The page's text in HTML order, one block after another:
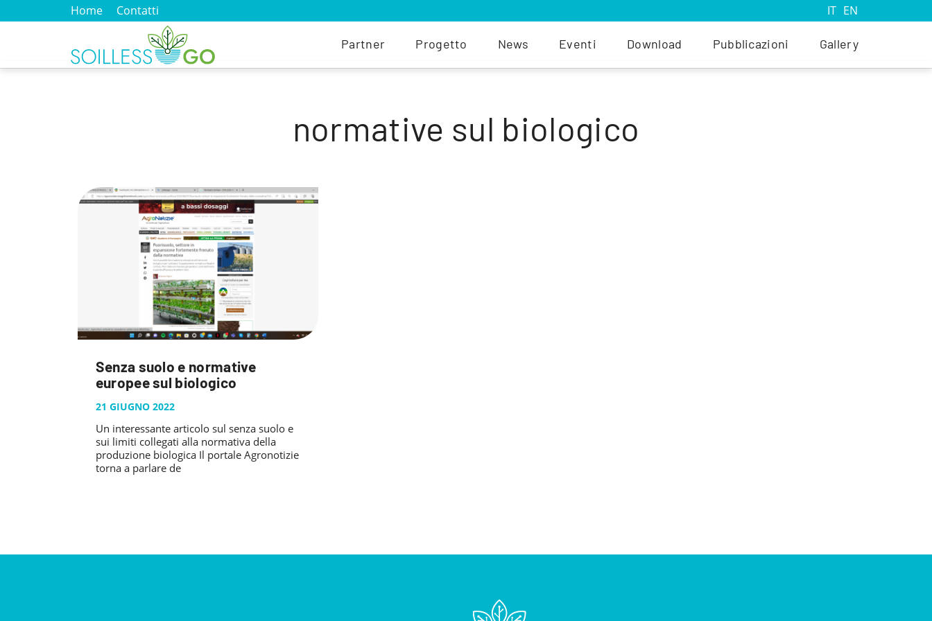
Home Contatti IT EN
Partner Progetto News Eventi Download Pubblicazioni Gallery
normative sul biologico
Senza suolo e normative
europee sul biologico
21 GIUGNO 2022
Un interessante articolo sul senza suolo e
sui limiti collegati alla normativa della
produzione biologica Il portale Agronotizie
torna a parlare de